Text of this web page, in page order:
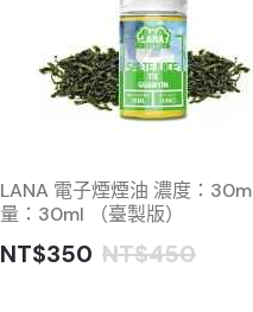
LANA 電子煙煙油 濃度：
量：30ml （臺製版）
NT$350 NT$450